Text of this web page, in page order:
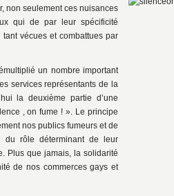
non seulement ces nuisances
qui de par leur spécificité
vécues et combattues par
un nombre important
services représentants de la
la deuxième partie d’une
, on fume ! ». Le principe
nos publics fumeurs et de
du rôle déterminant de leur
Plus que jamais, la solidarité
de nos commerces gays et